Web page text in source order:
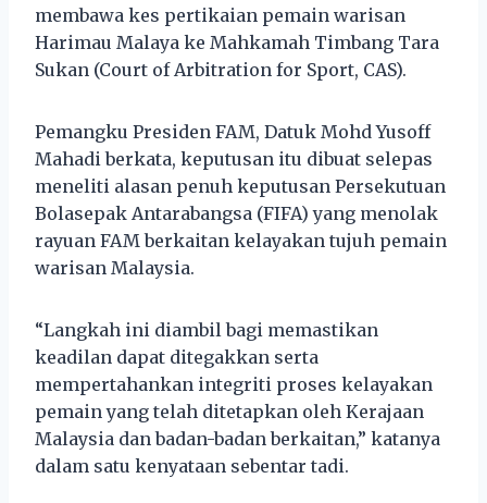
membawa kes pertikaian pemain warisan
Harimau Malaya ke Mahkamah Timbang Tara
Sukan (Court of Arbitration for Sport, CAS).
Pemangku Presiden FAM, Datuk Mohd Yusoff
Mahadi berkata, keputusan itu dibuat selepas
meneliti alasan penuh keputusan Persekutuan
Bolasepak Antarabangsa (FIFA) yang menolak
rayuan FAM berkaitan kelayakan tujuh pemain
warisan Malaysia.
“Langkah ini diambil bagi memastikan
keadilan dapat ditegakkan serta
mempertahankan integriti proses kelayakan
pemain yang telah ditetapkan oleh Kerajaan
Malaysia dan badan-badan berkaitan,” katanya
dalam satu kenyataan sebentar tadi.